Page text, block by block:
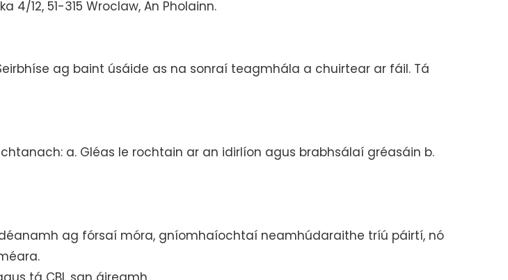
4/12, 51-315 Wroclaw, An Pholainn.
ag baint úsáide as na sonraí teagmhála a chuirtear ar fáil. Tá
a. Gléas le rochtain ar an idirlíon agus brabhsálaí gréasáin b.
ag fórsaí móra, gníomhaíochtaí neamhúdaraithe tríú páirtí, nó